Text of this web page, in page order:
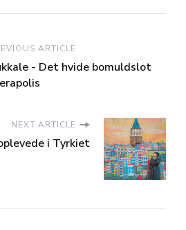
ARTICLE
- Det hvide bomuldslot
NEXT ARTICLE
i Tyrkiet